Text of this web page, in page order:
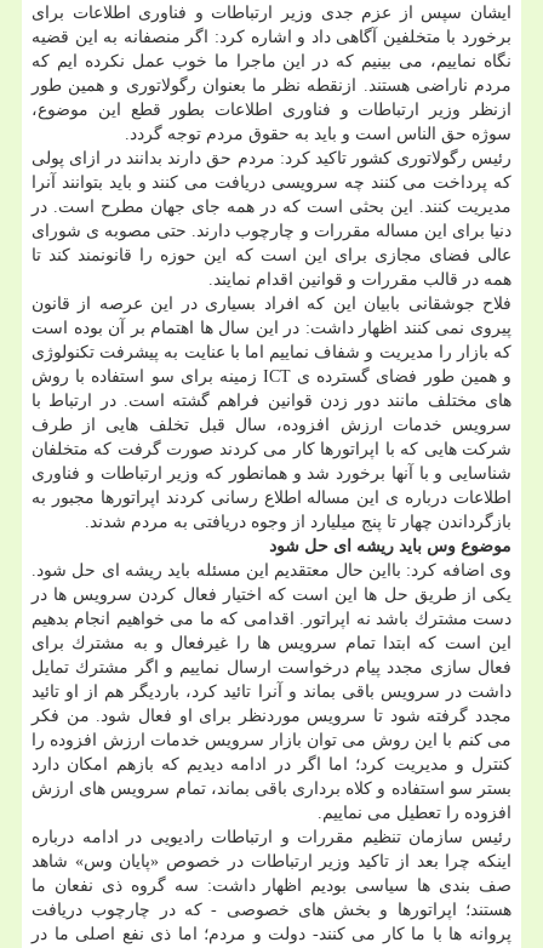
ایشان سپس از عزم جدی وزیر ارتباطات و فناوری اطلاعات برای
برخورد با متخلفین آگاهی داد و اشاره كرد: اگر منصفانه به این قضیه
نگاه نماییم، می بینیم كه در این ماجرا ما خوب عمل نكرده ایم كه
مردم ناراضی هستند. ازنقطه نظر ما بعنوان رگولاتوری و همین طور
ازنظر وزیر ارتباطات و فناوری اطلاعات بطور قطع این موضوع،
سوژه حق الناس است و باید به حقوق مردم توجه گردد.
رئیس رگولاتوری كشور تاكید كرد: مردم حق دارند بدانند در ازای پولی
كه پرداخت می كنند چه سرویسی دریافت می كنند و باید بتوانند آنرا
مدیریت كنند. این بحثی است كه در همه جای جهان مطرح است. در
دنیا برای این مساله مقررات و چارچوب دارند. حتی مصوبه ی شورای
عالی فضای مجازی برای این است كه این حوزه را قانونمند كند تا
همه در قالب مقررات و قوانین اقدام نمایند.
فلاح جوشقانی بابیان این كه افراد بسیاری در این عرصه از قانون
پیروی نمی كنند اظهار داشت: در این سال ها اهتمام بر آن بوده است
كه بازار را مدیریت و شفاف نماییم اما با عنایت به پیشرفت تكنولوژی
و همین طور فضای گسترده ی ICT زمینه برای سو استفاده با روش
های مختلف مانند دور زدن قوانین فراهم گشته است. در ارتباط با
سرویس خدمات ارزش افزوده، سال قبل تخلف هایی از طرف
شركت هایی كه با اپراتورها كار می كردند صورت گرفت كه متخلفان
شناسایی و با آنها برخورد شد و همانطور كه وزیر ارتباطات و فناوری
اطلاعات درباره ی این مساله اطلاع رسانی كردند اپراتورها مجبور به
بازگرداندن چهار تا پنج میلیارد از وجوه دریافتی به مردم شدند.
موضوع وس باید ریشه ای حل شود
وی اضافه كرد: بااین حال معتقدیم این مسئله باید ریشه ای حل شود.
یكی از طریق حل ها این است كه اختیار فعال كردن سرویس ها در
دست مشترك باشد نه اپراتور. اقدامی كه ما می خواهیم انجام بدهیم
این است كه ابتدا تمام سرویس ها را غیرفعال و به مشترك برای
فعال سازی مجدد پیام درخواست ارسال نماییم و اگر مشترك تمایل
داشت در سرویس باقی بماند و آنرا تائید كرد، باردیگر هم از او تائید
مجدد گرفته شود تا سرویس موردنظر برای او فعال شود. من فكر
می كنم با این روش می توان بازار سرویس خدمات ارزش افزوده را
كنترل و مدیریت كرد؛ اما اگر در ادامه دیدیم كه بازهم امكان دارد
بستر سو استفاده و كلاه برداری باقی بماند، تمام سرویس های ارزش
افزوده را تعطیل می نماییم.
رئیس سازمان تنظیم مقررات و ارتباطات رادیویی در ادامه درباره
اینكه چرا بعد از تاكید وزیر ارتباطات در خصوص «پایان وس» شاهد
صف بندی ها سیاسی بودیم اظهار داشت: سه گروه ذی نفعان ما
هستند؛ اپراتورها و بخش های خصوصی - كه در چارچوب دریافت
پروانه ها با ما كار می كنند- دولت و مردم؛ اما ذی نفع اصلی ما در